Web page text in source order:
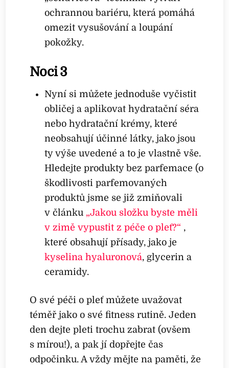
ochrannou bariéru, která pomáhá
omezit vysušování a loupání
pokožky.
Noci 3
Nyní si můžete jednoduše vyčistit
obličej a aplikovat hydratační séra
nebo hydratační krémy, které
neobsahují účinné látky, jako jsou
ty výše uvedené a to je vlastně vše.
Hledejte produkty bez parfemace (o
škodlivosti parfemovaných
produktů jsme se již zmiňovali
v článku „Jakou složku byste měli
v zimě vypustit z péče o pleť?“ ,
které obsahují přísady, jako je
kyselina hyaluronová, glycerin a
ceramidy.
O své péči o pleť můžete uvažovat
téměř jako o své fitness rutině. Jeden
den dejte pleti trochu zabrat (ovšem
s mírou!), a pak jí dopřejte čas
odpočinku. A vždy mějte na paměti, že